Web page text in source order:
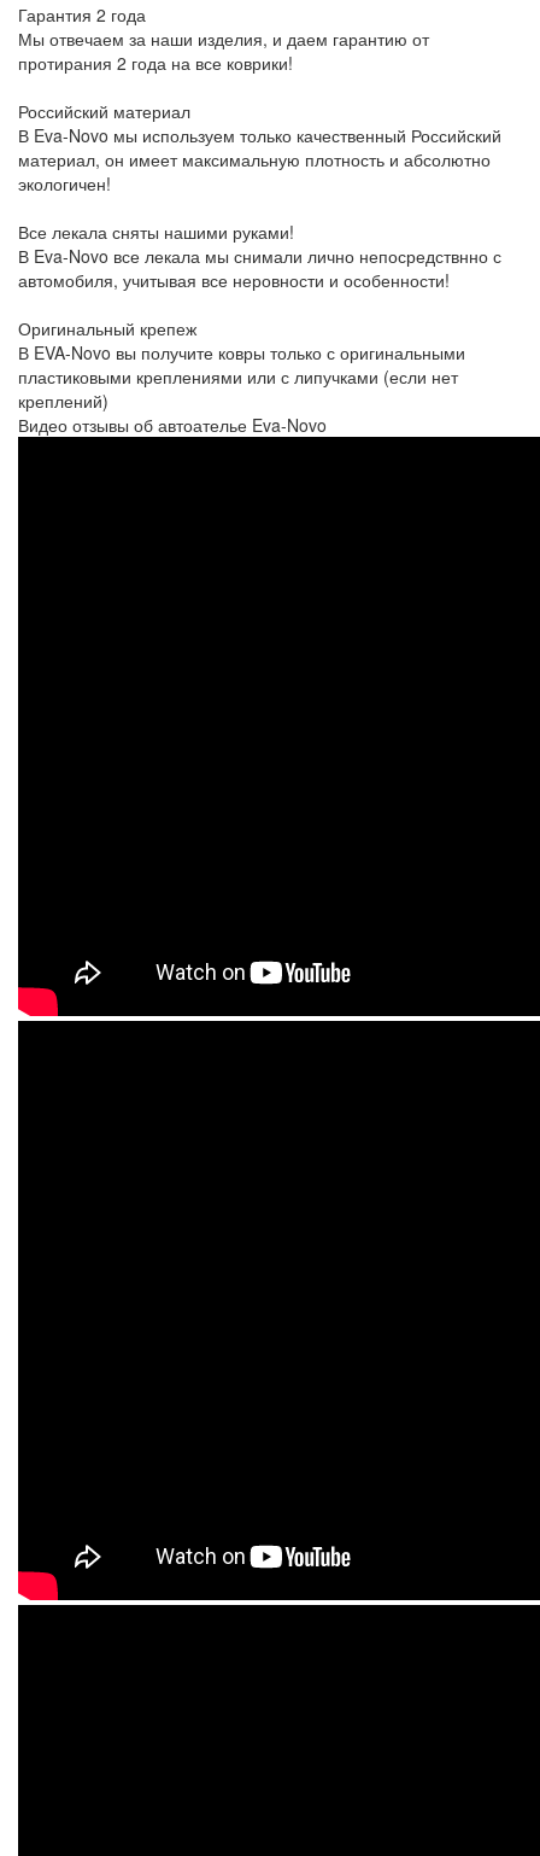
Гарантия 2 года
Мы отвечаем за наши изделия, и даем гарантию от
протирания 2 года на все коврики!
Российский материал
В Eva-Novo мы используем только качественный Российский
материал, он имеет максимальную плотность и абсолютно
экологичен!
Все лекала сняты нашими руками!
В Eva-Novo все лекала мы снимали лично непосредствнно с
автомобиля, учитывая все неровности и особенности!
Оригинальный крепеж
В EVA-Novo вы получите ковры только с оригинальными
пластиковыми креплениями или с липучками (если нет
креплений)
Видео отзывы об автоателье Eva-Novo